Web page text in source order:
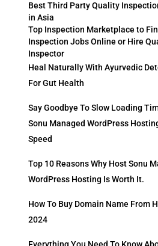
Best Third Party Quality
in Asia
Top Inspection Marketplace to
Inspection Jobs Online or Hire
Inspector
Heal Naturally With Ayurvedic
For Gut Health
Say Goodbye To Slow Loading
Sonu Managed WordPress
Speed
Top 10 Reasons Why Host Sonu
WordPress Hosting Is Worth It.
How To Buy Domain Name From
2024